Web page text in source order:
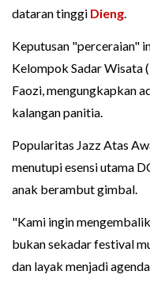
dataran tinggi Dieng.
Keputusan "perceraian"
Kelompok Sadar Wisata
Faozi, mengungkapkan
kalangan panitia.
Popularitas Jazz Atas
menutupi esensi utama
anak berambut gimbal.
"Kami ingin
bukan sekadar festival
dan layak menjadi